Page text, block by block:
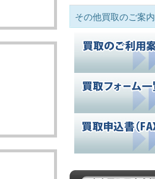
その他買取のご案内